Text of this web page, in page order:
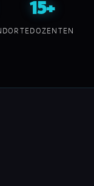
15+
DOZENTEN